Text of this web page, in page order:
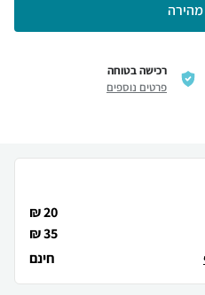
מהירה
רכישה בטוחה
פרטים נוספים
20 ₪
35 ₪
חינם